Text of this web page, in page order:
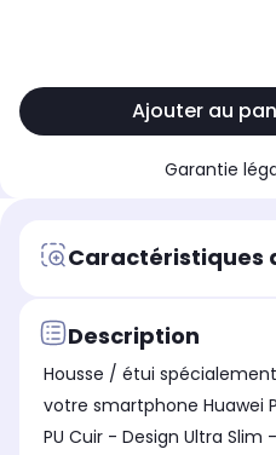
Ajouter au
Garantie
Caractéristiques
Description
Housse / étui
votre smartphone Huawei P9. Réalisation
PU Cuir - Design Ultra